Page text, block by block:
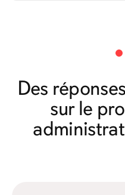
Des
sur le